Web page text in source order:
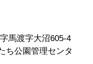
馬渡字大沼605-4
ち公園管理センタ